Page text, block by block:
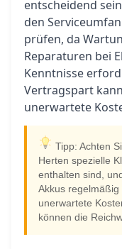
entscheidend
den
prüfen, da
Reparaturen bei
Kenntnisse
Vertragspart
unerwartete
Tipp: Achten
Herten spezielle
enthalten sind,
Akkus
unerwartete
können die